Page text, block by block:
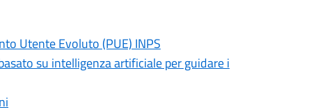
Utente Evoluto (PUE) INPS
su intelligenza artificiale per guidare i